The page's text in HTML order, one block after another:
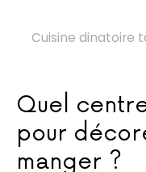
Cuisine dinatoire
Quel
pour
manger ?